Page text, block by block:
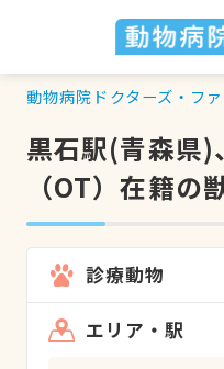
動物病院ドクターズ・フ
黒石駅(青森県)
（OT）在籍の
診療動物
エリア・駅